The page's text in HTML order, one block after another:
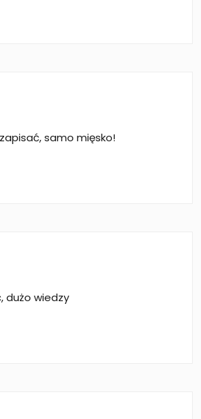
samo mięsko!
dużo wiedzy